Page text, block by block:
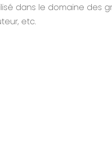
dans le domaine des
etc.